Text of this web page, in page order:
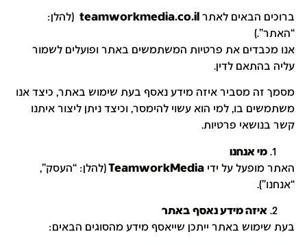
ברוכים הבאים לאתר teamworkmedia.co.il (להלן:
“האתר”.)
אנו מכבדים את פרטיות המשתמשים באתר ופועלים לשמור
עליה בהתאם לדין.
מסמך זה מסביר איזה מידע נאסף בעת שימוש באתר, כיצד אנו
משתמשים בו, למי הוא עשוי להימסר, וכיצד ניתן ליצור איתנו
קשר בנושאי פרטיות.
מי אנחנו
האתר מופעל על ידי TeamworkMedia(להלן: “העסק”,
“אנחנו").
איזה מידע נאסף באתר
בעת שימוש באתר ייתכן שייאסף מידע מהסוגים הבאים: